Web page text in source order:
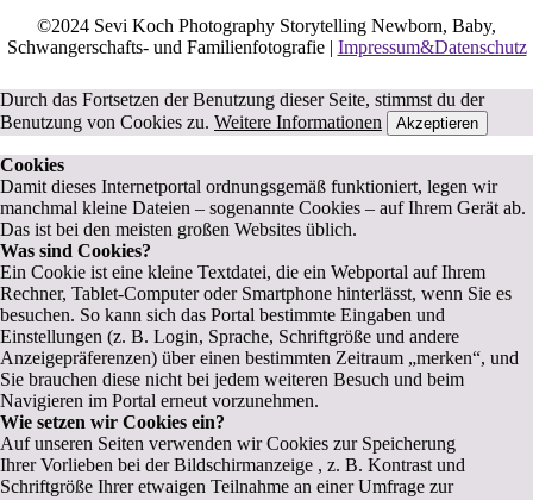
©2024 Sevi Koch Photography Storytelling Newborn, Baby,
Schwangerschafts- und Familienfotografie | Impressum&Datenschutz
Durch das Fortsetzen der Benutzung dieser Seite, stimmst du der
Benutzung von Cookies zu. Weitere Informationen Akzeptieren
Cookies
Damit dieses Internetportal ordnungsgemäß funktioniert, legen wir
manchmal kleine Dateien – sogenannte Cookies – auf Ihrem Gerät ab.
Das ist bei den meisten großen Websites üblich.
Was sind Cookies?
Ein Cookie ist eine kleine Textdatei, die ein Webportal auf Ihrem
Rechner, Tablet-Computer oder Smartphone hinterlässt, wenn Sie es
besuchen. So kann sich das Portal bestimmte Eingaben und
Einstellungen (z. B. Login, Sprache, Schriftgröße und andere
Anzeigepräferenzen) über einen bestimmten Zeitraum „merken“, und
Sie brauchen diese nicht bei jedem weiteren Besuch und beim
Navigieren im Portal erneut vorzunehmen.
Wie setzen wir Cookies ein?
Auf unseren Seiten verwenden wir Cookies zur Speicherung
Ihrer Vorlieben bei der Bildschirmanzeige , z. B. Kontrast und
Schriftgröße Ihrer etwaigen Teilnahme an einer Umfrage zur